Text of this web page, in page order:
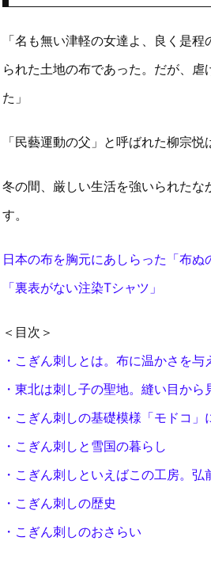
「名も無い津軽の女達よ、良く是
られた土地の布であった。だが、
た」
「民藝運動の父」と呼ばれた柳宗
冬の間、厳しい生活を強いられたな
す。
日本の布を胸元にあしらった「布ぬ
「裏表がない注染Tシャツ」
＜目次＞
・こぎん刺しとは。布に温かさを
・東北は刺し子の聖地。縫い目か
・こぎん刺しの基礎模様「モドコ
・こぎん刺しと雪国の暮らし
・こぎん刺しといえばこの工房。弘
・こぎん刺しの歴史
・こぎん刺しのおさらい